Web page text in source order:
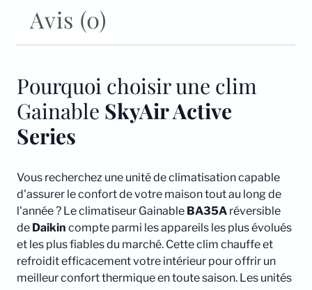
Avis (0)
Pourquoi choisir une clim
Gainable SkyAir Active
Series
Vous recherchez une unité de climatisation capable
d'assurer le confort de votre maison tout au long de
l'année ? Le climatiseur Gainable BA35A réversible
de Daikin compte parmi les appareils les plus évolués
et les plus fiables du marché. Cette clim chauffe et
refroidit efficacement votre intérieur pour offrir un
meilleur confort thermique en toute saison. Les unités